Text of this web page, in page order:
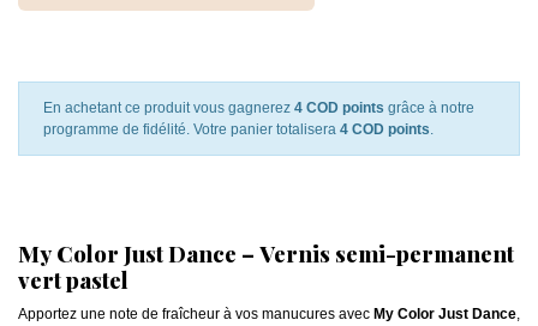
En achetant ce produit vous gagnerez 4 COD points grâce à notre
programme de fidélité. Votre panier totalisera 4 COD points.
My Color Just Dance – Vernis semi-permanent
vert pastel
Apportez une note de fraîcheur à vos manucures avec My Color Just Dance,